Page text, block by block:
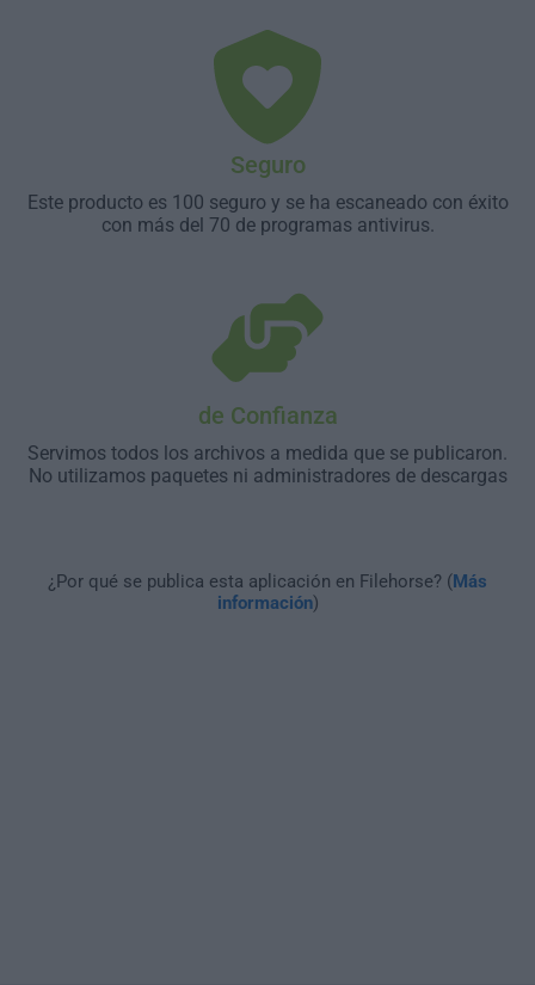
Seguro
Este producto es 100 seguro y se ha escaneado con éxito
con más del 70 de programas antivirus.
de Confianza
Servimos todos los archivos a medida que se publicaron.
No utilizamos paquetes ni administradores de descargas
¿Por qué se publica esta aplicación en Filehorse? (Más
información)